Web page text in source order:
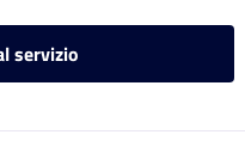
servizio